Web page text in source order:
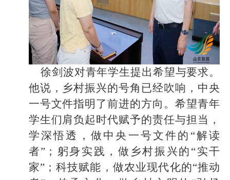
徐剑波对青年学生提出希望与要求。
他说，乡村振兴的号角已经吹响，中央
一号文件指明了前进的方向。希望青年
学生们肩负起时代赋予的责任与担当，
学深悟透，做中央一号文件的 “解读
者”；躬身实践，做乡村振兴的“实干
家”；科技赋能，做农业现代化的“推动